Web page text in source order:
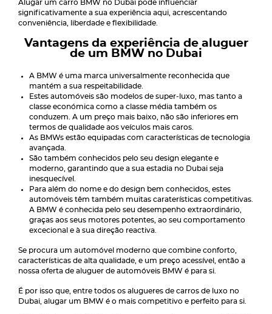
Alugar um carro BMW no Dubai pode influenciar
significativamente a sua experiência aqui, acrescentando
conveniência, liberdade e flexibilidade.
Vantagens da experiência de aluguer
de um BMW no Dubai
A BMW é uma marca universalmente reconhecida que
mantém a sua respeitabilidade.
Estes automóveis são modelos de super-luxo, mas tanto a
classe económica como a classe média também os
conduzem. A um preço mais baixo, não são inferiores em
termos de qualidade aos veículos mais caros.
As BMWs estão equipadas com características de tecnologia
avançada.
São também conhecidos pelo seu design elegante e
moderno, garantindo que a sua estadia no Dubai seja
inesquecível.
Para além do nome e do design bem conhecidos, estes
automóveis têm também muitas caraterísticas competitivas.
A BMW é conhecida pelo seu desempenho extraordinário,
graças aos seus motores potentes, ao seu comportamento
excecional e à sua direção reactiva.
Se procura um automóvel moderno que combine conforto,
características de alta qualidade, e um preço acessível, então a
nossa oferta de aluguer de automóveis BMW é para si.
É por isso que, entre todos os alugueres de carros de luxo no
Dubai, alugar um BMW é o mais competitivo e perfeito para si.